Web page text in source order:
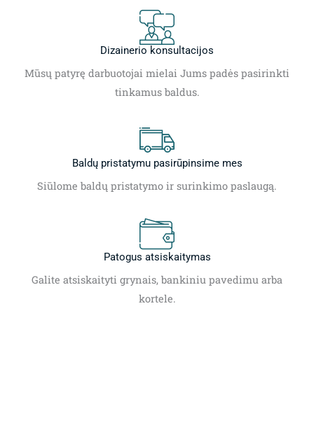
Dizainerio konsultacijos
Mūsų patyrę darbuotojai mielai Jums padės pasirinkti
tinkamus baldus.
Baldų pristatymu pasirūpinsime mes
Siūlome baldų pristatymo ir surinkimo paslaugą.
Patogus atsiskaitymas
Galite atsiskaityti grynais, bankiniu pavedimu arba
kortele.